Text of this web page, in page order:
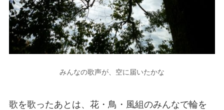
みんなの歌声が、空に届いたかな
歌を歌ったあとは、花・鳥・風組のみんなで輪を